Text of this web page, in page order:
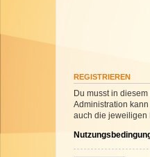
REGISTRIEREN
Du musst in
Administration
auch die jeweiligen